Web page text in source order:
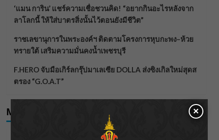
‘แมน การิน’ แชร์ความเชื่อชวนคิด! “อยากกินอะไรหลังจาก
ลาโลกนี้ ให้ใส่บาตรสิ่งนั้นไว้ตอนยังมีชีวิต”
ราชเลขานุการในพระองค์ฯ ติดตามโครงการหุบกะพง–ห้วย
ทรายใต้ เสริมความมั่นคงน้ำเพชรบุรี
F.HERO จับมือเกิร์ลกรุ๊ปมาเลเซีย DOLLA ส่งซิงเกิลใหม่สุดส
ตรอง “G.O.A.T”
Meta ×